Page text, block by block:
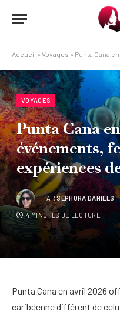
Accueil » Voyages » Punta Cana en avril
VOYAGES
Punta Cana
événements,
expériences
PARSÉPHORA DANIELS
4 MINUTES DE LECTURE
Punta Cana en avril 2026
caribéenne différent de